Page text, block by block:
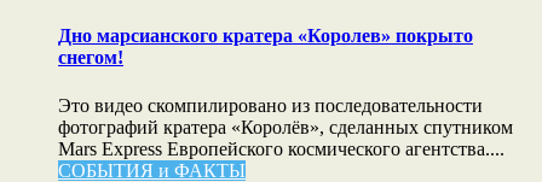
Дно марсианского кратера «Королев» покрыто
снегом!
Это видео скомпилировано из последовательности
фотографий кратера «Королёв», сделанных спутником
Mars Express Европейского космического агентства....
СОБЫТИЯ и ФАКТЫ